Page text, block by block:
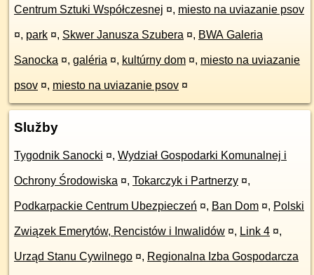
Centrum Sztuki Współczesnej ¤, miesto na uviazanie psov
¤, park ¤, Skwer Janusza Szubera ¤, BWA Galeria
Sanocka ¤, galéria ¤, kultúrny dom ¤, miesto na uviazanie
psov ¤, miesto na uviazanie psov ¤
Služby
Tygodnik Sanocki ¤, Wydział Gospodarki Komunalnej i
Ochrony Środowiska ¤, Tokarczyk i Partnerzy ¤,
Podkarpackie Centrum Ubezpieczeń ¤, Ban Dom ¤, Polski
Związek Emerytów, Rencistów i Inwalidów ¤, Link 4 ¤,
Urząd Stanu Cywilnego ¤, Regionalna Izba Gospodarcza